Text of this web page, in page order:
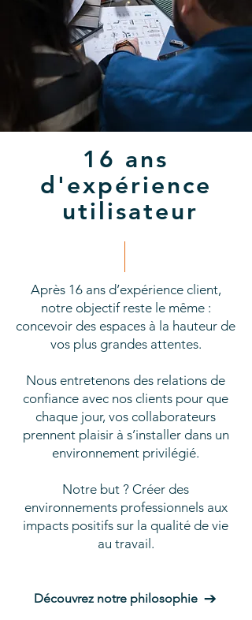
16 ans
d'expérience
utilisateur
Après 16 ans d’expérience client,
notre objectif reste le même :
concevoir des espaces à la hauteur de
vos plus grandes attentes.
Nous entretenons des relations de
confiance avec nos clients pour que
chaque jour, vos collaborateurs
prennent plaisir à s’installer dans un
environnement privilégié.
Notre but ? Créer des
environnements professionnels aux
impacts positifs sur la qualité de vie
au travail.
Découvrez notre philosophie